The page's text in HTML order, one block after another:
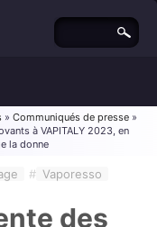
» Communiqués de presse »
à VAPITALY 2023, en
la donne
# Vaporesso
des